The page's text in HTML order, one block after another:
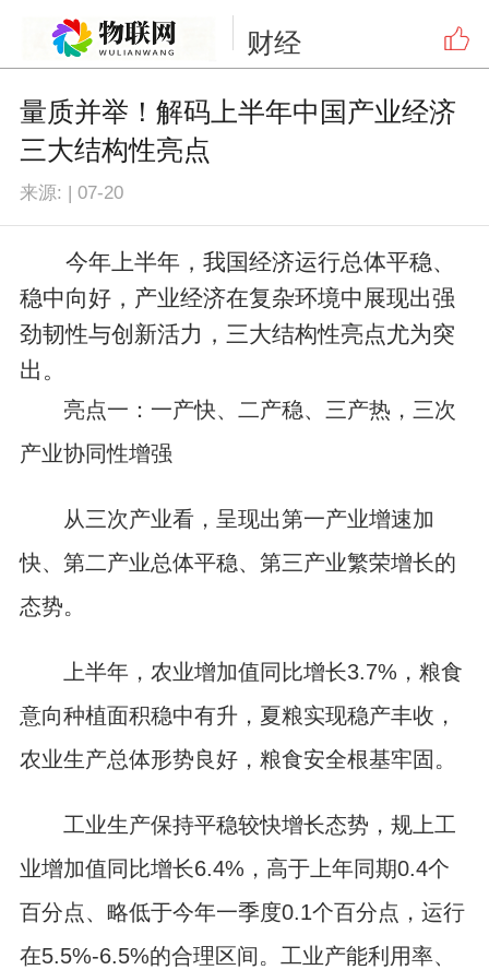
财经
量质并举！解码上半年中国产业经济
三大结构性亮点
来源: |07-20
今年上半年，我国经济运行总体平稳、
稳中向好，产业经济在复杂环境中展现出强
劲韧性与创新活力，三大结构性亮点尤为突
出。
亮点一：一产快、二产稳、三产热，三次
产业协同性增强
从三次产业看，呈现出第一产业增速加
快、第二产业总体平稳、第三产业繁荣增长的
态势。
上半年，农业增加值同比增长3.7%，粮食
意向种植面积稳中有升，夏粮实现稳产丰收，
农业生产总体形势良好，粮食安全根基牢固。
工业生产保持平稳较快增长态势，规上工
业增加值同比增长6.4%，高于上年同期0.4个
百分点、略低于今年一季度0.1个百分点，运行
在5.5%-6.5%的合理区间。工业产能利用率、